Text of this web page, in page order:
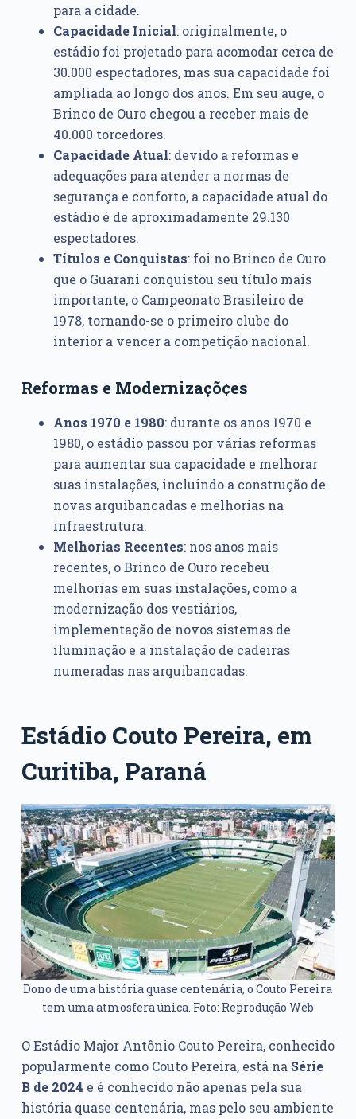
para a cidade.
Capacidade Inicial: originalmente, o
estádio foi projetado para acomodar cerca de
30.000 espectadores, mas sua capacidade foi
ampliada ao longo dos anos. Em seu auge, o
Brinco de Ouro chegou a receber mais de
40.000 torcedores.
Capacidade Atual: devido a reformas e
adequações para atender a normas de
segurança e conforto, a capacidade atual do
estádio é de aproximadamente 29.130
espectadores.
Títulos e Conquistas: foi no Brinco de Ouro
que o Guarani conquistou seu título mais
importante, o Campeonato Brasileiro de
1978, tornando-se o primeiro clube do
interior a vencer a competição nacional.
Reformas e Modernizaçõ¢es
Anos 1970 e 1980: durante os anos 1970 e
1980, o estádio passou por várias reformas
para aumentar sua capacidade e melhorar
suas instalações, incluindo a construção de
novas arquibancadas e melhorias na
infraestrutura.
Melhorias Recentes: nos anos mais
recentes, o Brinco de Ouro recebeu
melhorias em suas instalações, como a
modernização dos vestiários,
implementação de novos sistemas de
iluminação e a instalação de cadeiras
numeradas nas arquibancadas.
Estádio Couto Pereira, em
Curitiba, Paraná
Dono de uma história quase centenária, o Couto Pereira
tem uma atmosfera única. Foto: Reprodução Web
O Estádio Major Antônio Couto Pereira, conhecido
popularmente como Couto Pereira, está na Série
B de 2024 e é conhecido não apenas pela sua
história quase centenária, mas pelo seu ambiente